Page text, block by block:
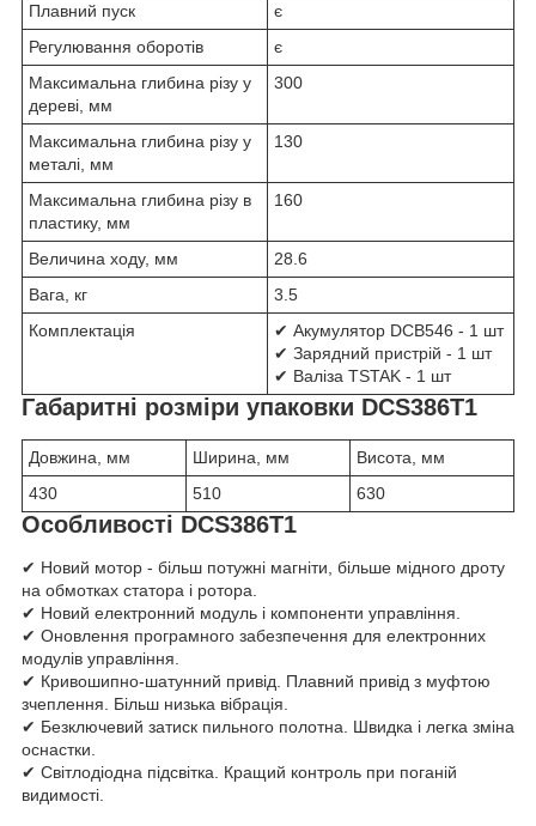
Плавний пуск
є
Регулювання оборотів
є
Максимальна глибина різу у
дереві, мм
300
Максимальна глибина різу у
металі, мм
130
Максимальна глибина різу в
пластику, мм
160
Величина ходу, мм
28.6
Вага, кг
3.5
Комплектація
✔ Акумулятор DCB546 - 1 шт
✔ Зарядний пристрій - 1 шт
✔ Валіза TSTAK - 1 шт
Габаритні розміри упаковки DCS386T1
Довжина, мм Ширина, мм
Висота, мм
430
510 630
Особливості DCS386T1
✔ Новий мотор - більш потужні магніти, більше мідного дроту
на обмотках статора і ротора.
✔ Новий електронний модуль і компоненти управління.
✔ Оновлення програмного забезпечення для електронних
модулів управління.
✔ Кривошипно-шатунний привід. Плавний привід з муфтою
зчеплення. Більш низька вібрація.
✔ Безключевий затиск пильного полотна. Швидка і легка зміна
оснастки.
✔ Світлодіодна підсвітка. Кращий контроль при поганій
видимості.